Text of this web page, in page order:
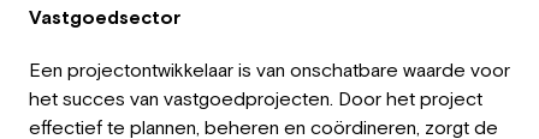
Vastgoedsector
Een projectontwikkelaar is van onschatbare waarde voor
het succes van vastgoedprojecten. Door het project
effectief te plannen, beheren en coördineren, zorgt de